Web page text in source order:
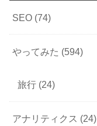
SEO (74)
やってみた (594)
旅行 (24)
アナリティクス (24)